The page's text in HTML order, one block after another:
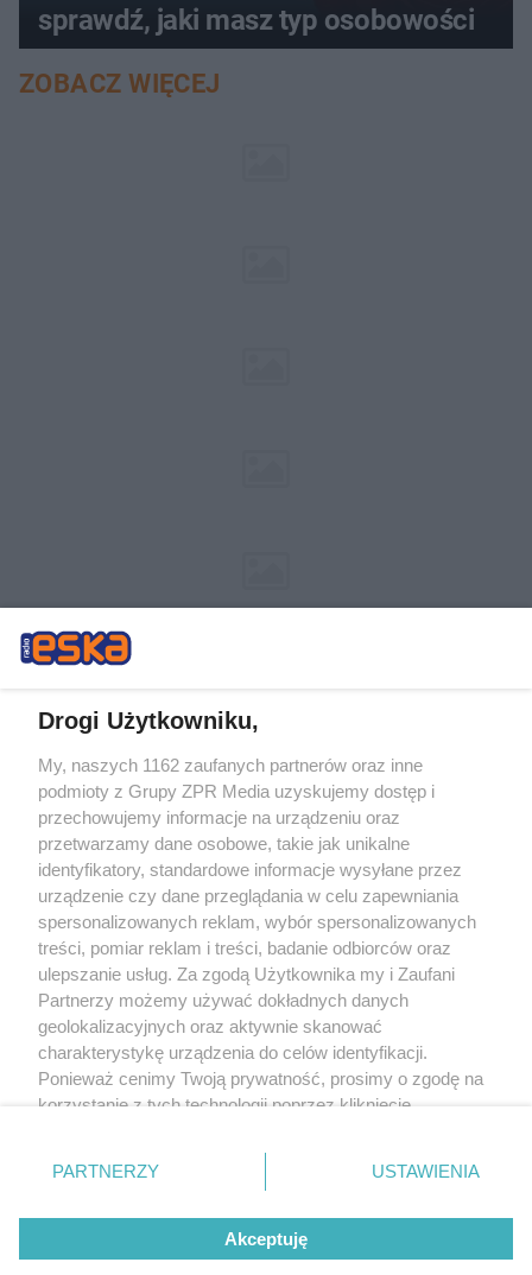
sprawdź, jaki masz typ osobowości
ZOBACZ WIĘCEJ
Żaden utwór zamieszczony w serwisie nie może być powielany i
rozpowszechniany lub dalej rozpowszechniany w jakikolwiek sposób (w
tym także elektroniczny lub mechaniczny) na jakimkolwiek polu
eksploatacji w jakiejkolwiek formie, włącznie z umieszczaniem w Internecie
bez pisemnej zgody właściciela praw. Jakiekolwiek użycie lub
wykorzystanie utworów w całości lub w części z naruszeniem prawa, tzn.
bez właściwej zgody, jest zabronione pod groźbą kary i może być ścigane
prawnie.
O nas
Drogi Użytkowniku,
My, naszych 1162 zaufanych partnerów oraz inne
podmioty z Grupy ZPR Media uzyskujemy dostęp i
przechowujemy informacje na urządzeniu oraz
przetwarzamy dane osobowe, takie jak unikalne
identyfikatory, standardowe informacje wysyłane przez
urządzenie czy dane przeglądania w celu zapewniania
spersonalizowanych reklam, wybór spersonalizowanych
treści, pomiar reklam i treści, badanie odbiorców oraz
ulepszanie usług. Za zgodą Użytkownika my i Zaufani
Partnerzy możemy używać dokładnych danych
geolokalizacyjnych oraz aktywnie skanować
charakterystykę urządzenia do celów identyfikacji.
Ponieważ cenimy Twoją prywatność, prosimy o zgodę na
korzystanie z tych technologii poprzez kliknięcie
zmienić/wycofać klikając przycisk ustawień prywatności
znajdujący się w lewym dolnym rogu strony
rodzaje przetwarzania danych nie wymagają zgody
użytkownika, ale masz prawo sprzeciwić się takiemu
przetwarzaniu. Preferencje będą miały zastosowanie tylko
PARTNERZY USTAWIENIA
Akceptuję